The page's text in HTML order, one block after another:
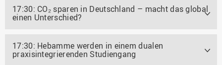
17:30: CO₂ sparen in Deutschland – macht das global
einen Unterschied?
17:30: Hebamme werden in einem dualen
praxisintegrierenden Studiengang